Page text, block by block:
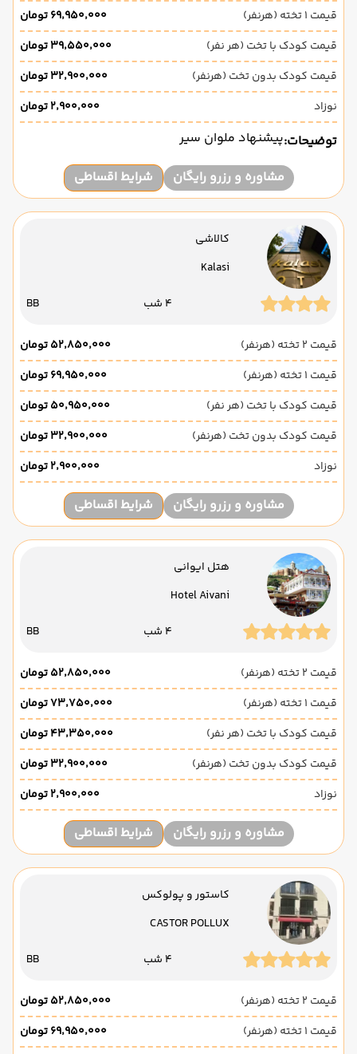
قیمت 1 تخته (هرنفر)
۶۹٬۹۵۰٬۰۰۰ تومان
قیمت کودک با تخت (هر نفر)
۳۹٬۵۵۰٬۰۰۰ تومان
قیمت کودک بدون تخت (هرنفر)
۳۲٬۹۰۰٬۰۰۰ تومان
نوزاد
۲٬۹۰۰٬۰۰۰ تومان
توضیحات:پیشنهاد ملوان سیر
مشاوره و رزرو رایگان
شرایط اقساطی
کالاشی
Kalasi
4 شب BB
قیمت 2 تخته (هرنفر)
۵۲٬۸۵۰٬۰۰۰ تومان
قیمت 1 تخته (هرنفر)
۶۹٬۹۵۰٬۰۰۰ تومان
قیمت کودک با تخت (هر نفر)
۵۰٬۹۵۰٬۰۰۰ تومان
قیمت کودک بدون تخت (هرنفر)
۳۲٬۹۰۰٬۰۰۰ تومان
نوزاد
۲٬۹۰۰٬۰۰۰ تومان
مشاوره و رزرو رایگان شرایط اقساطی
هتل ایوانی
Hotel Aivani
4 شب BB
قیمت 2 تخته (هرنفر)
۵۲٬۸۵۰٬۰۰۰ تومان
قیمت 1 تخته (هرنفر)
۷۳٬۷۵۰٬۰۰۰ تومان
قیمت کودک با تخت (هر نفر)
۴۳٬۳۵۰٬۰۰۰ تومان
قیمت کودک بدون تخت (هرنفر)
۳۲٬۹۰۰٬۰۰۰ تومان
نوزاد
۲٬۹۰۰٬۰۰۰ تومان
مشاوره و رزرو رایگان شرایط اقساطی
کاستور و پولوکس
CASTOR POLLUX
4 شب BB
قیمت 2 تخته (هرنفر)
۵۲٬۸۵۰٬۰۰۰ تومان
قیمت 1 تخته (هرنفر)
۶۹٬۹۵۰٬۰۰۰ تومان